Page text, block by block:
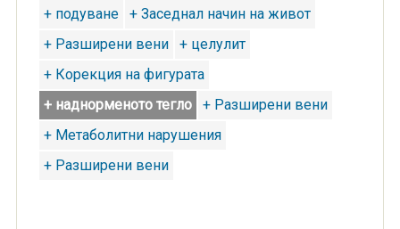
+ подуване
+ Заседнал начин на живот
+ Разширени вени
+ целулит
+ Корекция на фигурата
+ наднорменото тегло
+ Разширени вени
+ Метаболитни нарушения
+ Разширени вени